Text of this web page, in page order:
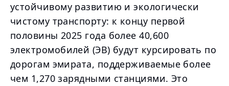
устойчивому развитию и экологически
чистому транспорту: к концу первой
половины 2025 года более 40,600
электромобилей (ЭВ) будут курсировать по
дорогам эмирата, поддерживаемые более
чем 1,270 зарядными станциями. Это